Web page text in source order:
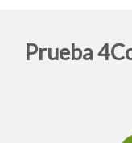
Prueba